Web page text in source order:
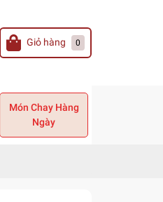
Giỏ hàng 0
Món Chay Hàng
Ngày